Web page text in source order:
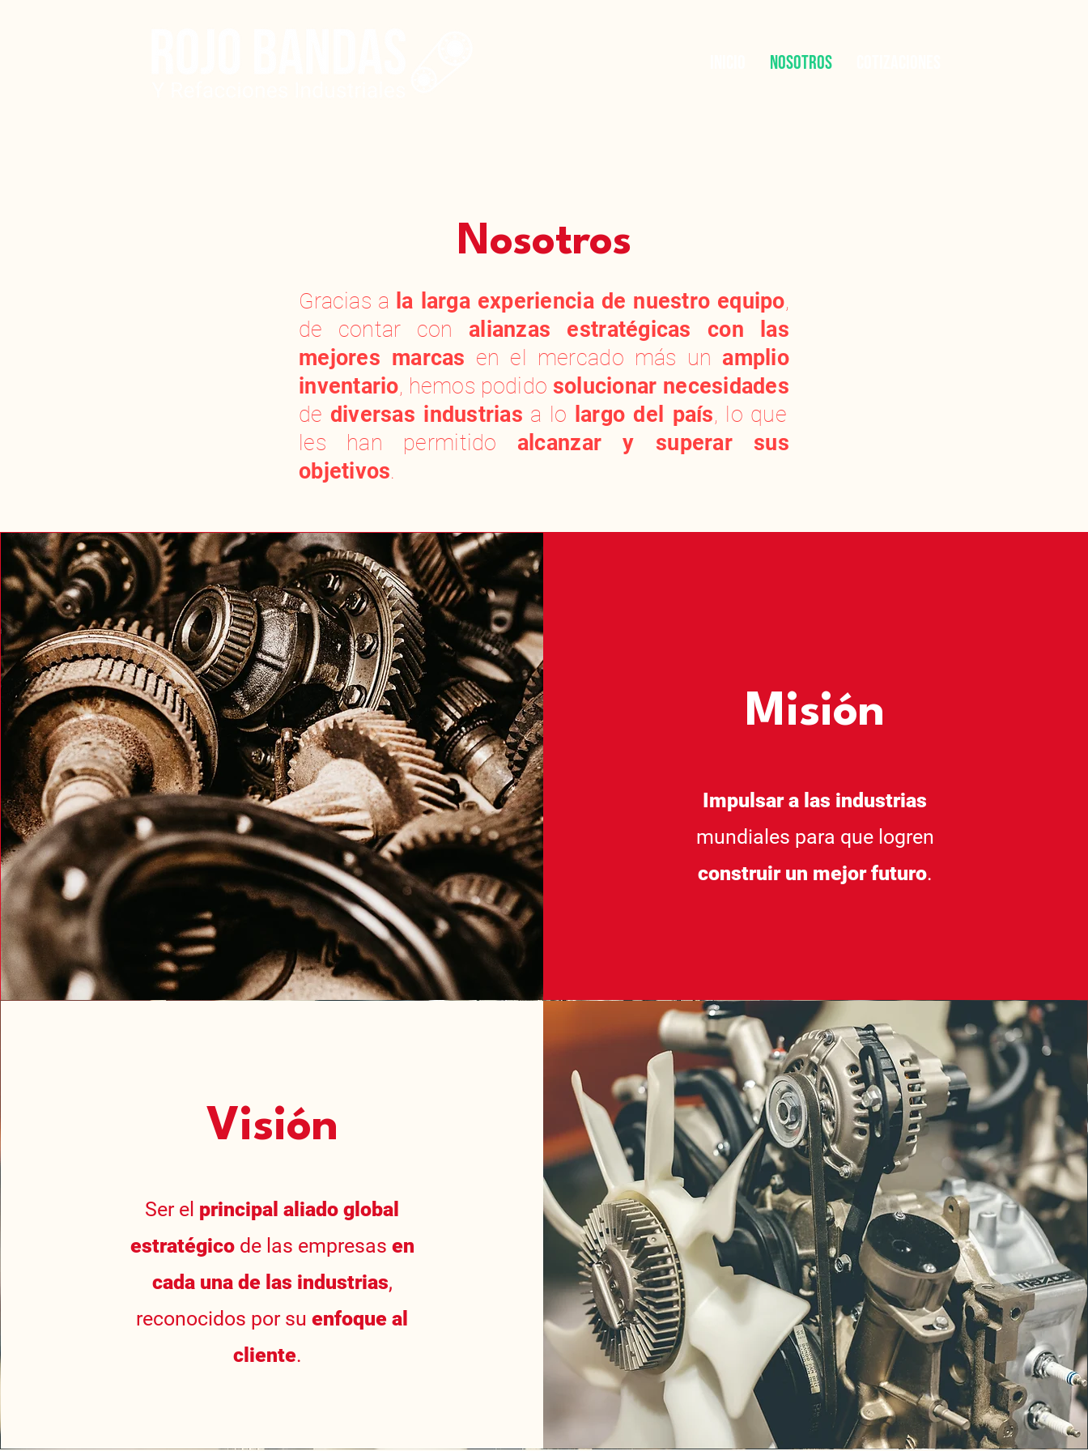
Nosotros
Nosotros
Gracias a la larga experiencia de nuestro equipo,
de contar con alianzas estratégicas con las
mejores marcas en el mercado más un amplio
inventario, hemos podido solucionar necesidades
de diversas industrias a lo largo del país, lo que
les han permitido alcanzar y superar sus
objetivos.
Misión
Impulsar a las industrias
mundiales para que logren
construir un mejor futuro.
Visión
Ser el principal aliado global
estratégicode las empresas en
cada una de las industrias,
reconocidos por suenfoque al
cliente.